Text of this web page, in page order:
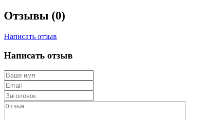
Отзывы (0)
Написать отзыв
Написать отзыв